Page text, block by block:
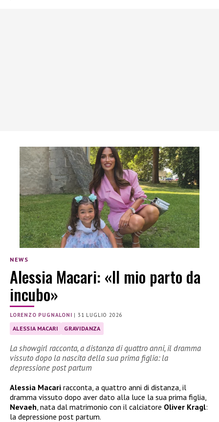
NEWS
Alessia Macari: «Il mio parto da
incubo»
LORENZO PUGNALONI |31 LUGLIO 2026
ALESSIA MACARI GRAVIDANZA
La showgirl racconta, a distanza di quattro anni, il dramma
vissuto dopo la nascita della sua prima figlia: la
depressione post partum
Alessia Macari racconta, a quattro anni di distanza, il
dramma vissuto dopo aver dato alla luce la sua prima figlia,
Nevaeh , nata dal matrimonio con il calciatore Oliver Kragl:
la depressione post partum.